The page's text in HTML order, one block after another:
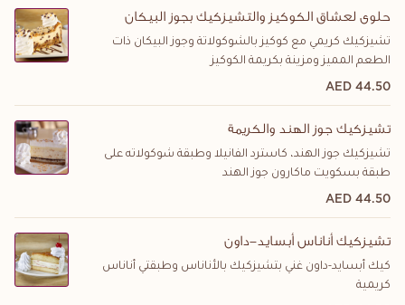
حلوى لعشاق الكوكيز والتشيزكيك بجوز البيكان
تشيزكيك كريمي مع كوكيز بالشوكولاتة وجوز البيكان ذات
الطعم المميز ومزينة بكريمة الكوكيز
44.50 AED
تشيزكيك جوز الهند والكريمة
تشيزكيك جوز الهند، كاسترد الفانيلا وطبقة شوكولاته على
طبقة بسكويت ماكارون جوز الهند
44.50 AED
تشيزكيك أناناس أبسايد-داون
كيك أبسايد-داون غني بتشيزكيك بالأناناس وطبقتي أناناس
كريمية